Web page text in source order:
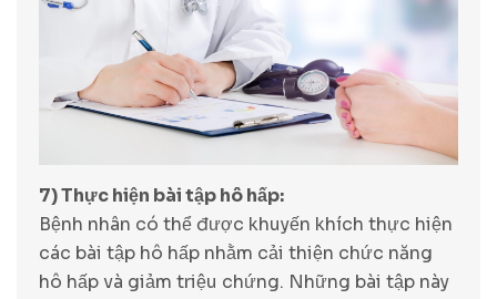
7) Thực hiện bài tập hô hấp:
Bệnh nhân có thể được khuyến khích thực hiện
các bài tập hô hấp nhằm cải thiện chức năng
hô hấp và giảm triệu chứng. Những bài tập này